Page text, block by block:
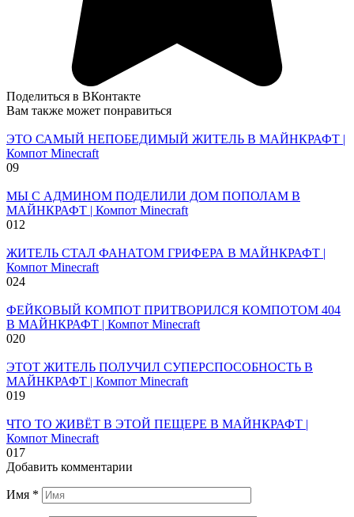
Поделиться в ВКонтакте
Вам также может понравиться
ЭТО САМЫЙ НЕПОБЕДИМЫЙ ЖИТЕЛЬ В МАЙНКРАФТ |
Компот Minecraft
09
МЫ С АДМИНОМ ПОДЕЛИЛИ ДОМ ПОПОЛАМ В
МАЙНКРАФТ | Компот Minecraft
012
ЖИТЕЛЬ СТАЛ ФАНАТОМ ГРИФЕРА В МАЙНКРАФТ |
Компот Minecraft
024
ФЕЙКОВЫЙ КОМПОТ ПРИТВОРИЛСЯ КОМПОТОМ 404
В МАЙНКРАФТ | Компот Minecraft
020
ЭТОТ ЖИТЕЛЬ ПОЛУЧИЛ СУПЕРСПОСОБНОСТЬ В
МАЙНКРАФТ | Компот Minecraft
019
ЧТО ТО ЖИВЁТ В ЭТОЙ ПЕЩЕРЕ В МАЙНКРАФТ |
Компот Minecraft
017
Добавить комментарии
Имя *